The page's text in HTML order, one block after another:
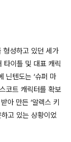
형성하고 있던 세가
타이틀 및 대표 캐릭
닌텐도는 ‘슈퍼 마
코트 캐릭터를 확보
아 만든 ‘알렉스 키
고 있는 상황이었